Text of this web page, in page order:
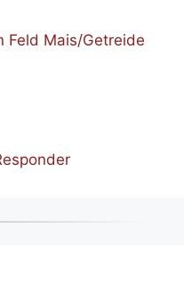
Feld Mais/Getreide